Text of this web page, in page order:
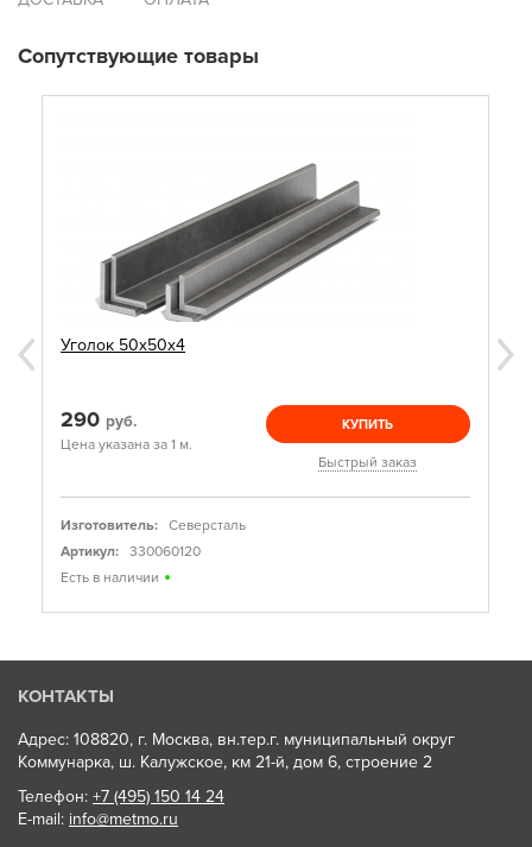
Сопутствующие товары
Уголок 50х50х4
290 руб.
Цена указана за 1 м.
КУПИТЬ
Быстрый заказ
Изготовитель:
Северсталь
Артикул:
330060120
Есть в наличии
КОНТАКТЫ
Адрес: 108820, г. Москва, вн.тер.г. муниципальный округ
Коммунарка, ш. Калужское, км 21-й, дом 6, строение 2
Телефон: +7 (495) 150 14 24
E-mail: info@metmo.ru